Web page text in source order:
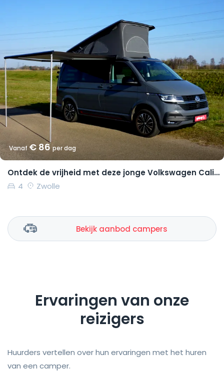
Vanaf€ 86per dag
Ontdek de vrijheid met deze jonge Volkswagen California Coast
4
Zwolle
Bekijk aanbod campers
Ervaringen van onze
reizigers
Huurders vertellen over hun ervaringen met het huren
van een camper.